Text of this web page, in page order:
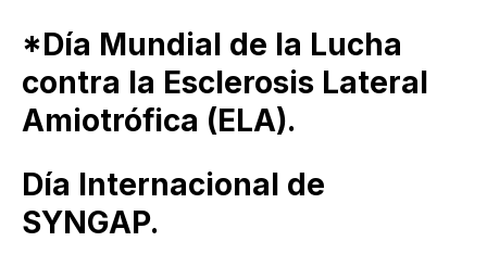
*Día Mundial de la Lucha
contra la Esclerosis Lateral
Amiotrófica (ELA).
Día Internacional de
SYNGAP.